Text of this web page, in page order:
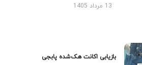
13 مرداد 1405
بازیابی اکانت هک‌شده پابجی